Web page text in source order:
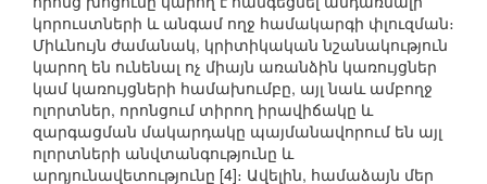
կորուստների և անգամ ողջ համակարգի փլուզման։
Միևնույն ժամանակ, կրիտիկական նշանակություն
կարող են ունենալ ոչ միայն առանձին կառույցներ
կամ կառույցների համախումբը, այլ նաև ամբողջ
ոլորտներ, որոնցում տիրող իրավիճակը և
զարգացման մակարդակը պայմանավորում են այլ
ոլորտների անվտանգությունը և
արդյունավետությունը [4]։ Ավելին, համաձայն մեր